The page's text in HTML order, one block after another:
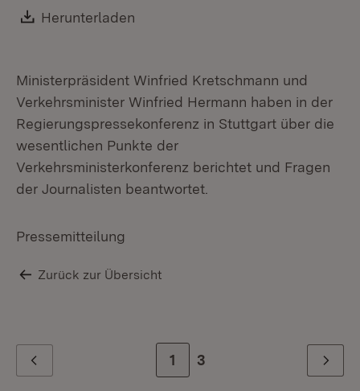
Download:
Herunterladen
Ministerpräsident Winfried Kretschmann und
Verkehrsminister Winfried Hermann haben in der
Regierungspressekonferenz in Stuttgart über die
wesentlichen Punkte der
Verkehrsministerkonferenz berichtet und Fragen
der Journalisten beantwortet.
Pressemitteilung
Zurück zur Übersicht
Zur Seite
1 Zur letzten Seite
3 Weiter